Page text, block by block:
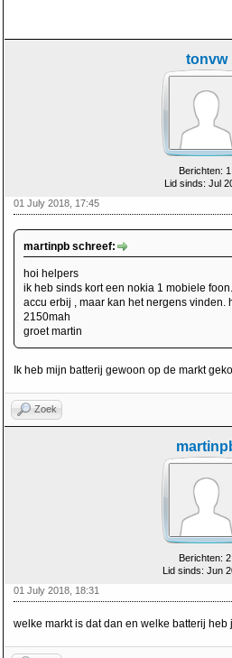
tonvw
Berichten: 1
Lid sinds: Jul
01 July 2018, 17:45
martinpb schreef:
hoi helpers
ik heb sinds kort een nokia 1 mobiele
accu erbij , maar kan het nergens vinden.
2150mah
groet martin
Ik heb mijn batterij gewoon op de markt
Zoek
Berichten: 2
Lid sinds: Jun
01 July 2018, 18:31
welke markt is dat dan en welke batterij heb